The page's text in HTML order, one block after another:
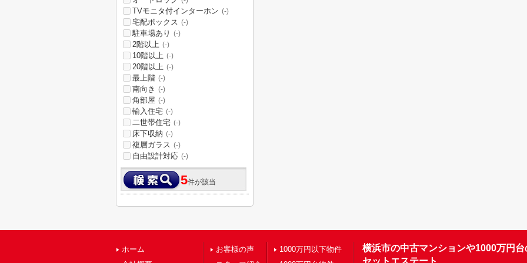
TVモニタ付インターホン (-)
宅配ボックス (-)
駐車場あり (-)
2階以上 (-)
10階以上 (-)
20階以上 (-)
最上階 (-)
南向き (-)
角部屋 (-)
輸入住宅 (-)
二世帯住宅 (-)
床下収納 (-)
複層ガラス (-)
自由設計対応 (-)
5件が該当
ホーム
お客様の声
1000万円以下物件
横浜市の中古マンションや1000万円
セットエステート